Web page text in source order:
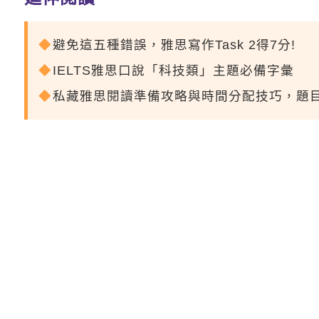
避免這五種錯誤，雅思寫作Task 2得7分!
IELTS雅思口說「科技類」主題必備字彙
私藏雅思閱讀準備攻略與時間分配技巧，題